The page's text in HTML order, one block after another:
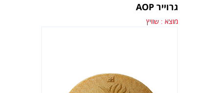
גרוייר AOP
מוצא : שוויץ